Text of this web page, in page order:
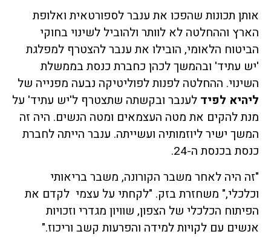
אותן תכונות שהפכו את ענבר לספורטאית ואלופת
הארץ וההחלטה לא לוותר ולהוביל לשינוי בחוקי
הביטוח הלאומי, הובילו את ענבר להצטרף למפלגת
'יש עתיד' ובהמשך לכהן כחברת כנסת בממשלת
השינוי. ההחלטה לפנות לפוליטיקה נבעה מפנייה של
ליהיא לפיד לענבר ובקשתה שתצטרף ל'יש עתיד' על
מנת להקים את מטה העצמאים ומטה הנשים. היה זה
המשך ישיר ליוזמותיה ועשייתה. ענבר הייתה לחברת
כנסת בכנסת ה-24.
"זה היה לאחר משבר הקורונה, משבר בריאותי
וכלכלי," משחזרת בזק. "לקחתי על עצמי לקדם את
הפיתוח הכלכלי של הצפון, שוויון מגדרי וזכויות
אנשים עם לקויות למידה והפרעות קשב וריכוז."